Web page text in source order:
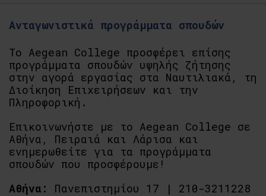
Ανταγωνιστικά προγράμματα σπουδών
Το Aegean College προσφέρει επίσης
προγράμματα σπουδών υψηλής ζήτησης
στην αγορά εργασίας στα Ναυτιλιακά, τη
Διοίκηση Επιχειρήσεων και την
Πληροφορική.
Επικοινωνήστε με το Aegean College σε
Αθήνα, Πειραιά και Λάρισα και
ενημερωθείτε για τα προγράμματα
σπουδών που προσφέρουμε!
Αθήνα:
Πανεπιστημίου 17 | 210-3211228